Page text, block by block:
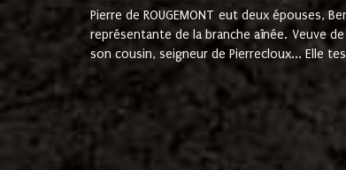
Pierre de ROUGEMONT eut deux épouses,
représentante de la branche aînée. Veuve
son cousin, seigneur de Pierrecloux... Elle